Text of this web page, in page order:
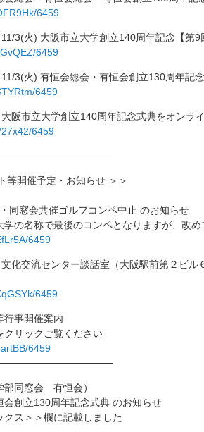
6459
3(火) 大阪市立大学創立140周年記念【第9
6459
3(火) 有恒会総会・有恒会創立130周年記
6459
阪市立大学創立140周年記念式典をオンラ
6459
等開催予定・お知らせ ＞＞
同窓会共催ゴルフコンペ中止 のお知らせ
学の名称で最後のコンペとなりますが、改め
6459
化交流センター談話室（大阪駅前第２ビル
6459
事開催案内
リックご覧ください
6459
部同窓会 有恒会）
創立130周年記念式典 のお知らせ
ス＞＞欄に記載しました